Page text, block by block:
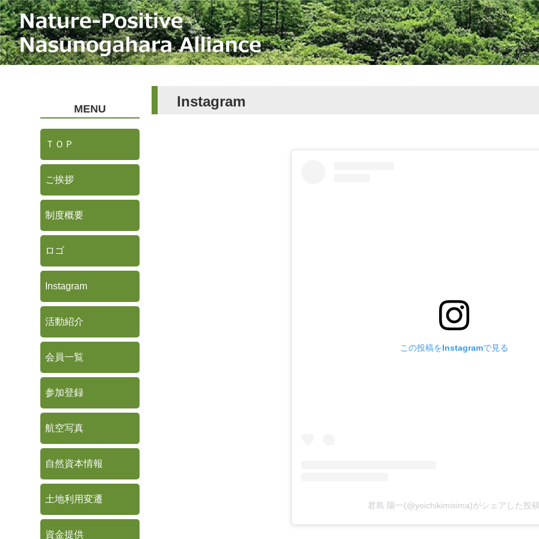
Instagram
この投稿をInstagramで見る
君島 陽一(@yoichikimisima)がシェアした投
MENU
ＴＯＰ
ご挨拶
制度概要
ロゴ
Instagram
活動紹介
会員一覧
参加登録
航空写真
自然資本情報
土地利用変遷
資金提供